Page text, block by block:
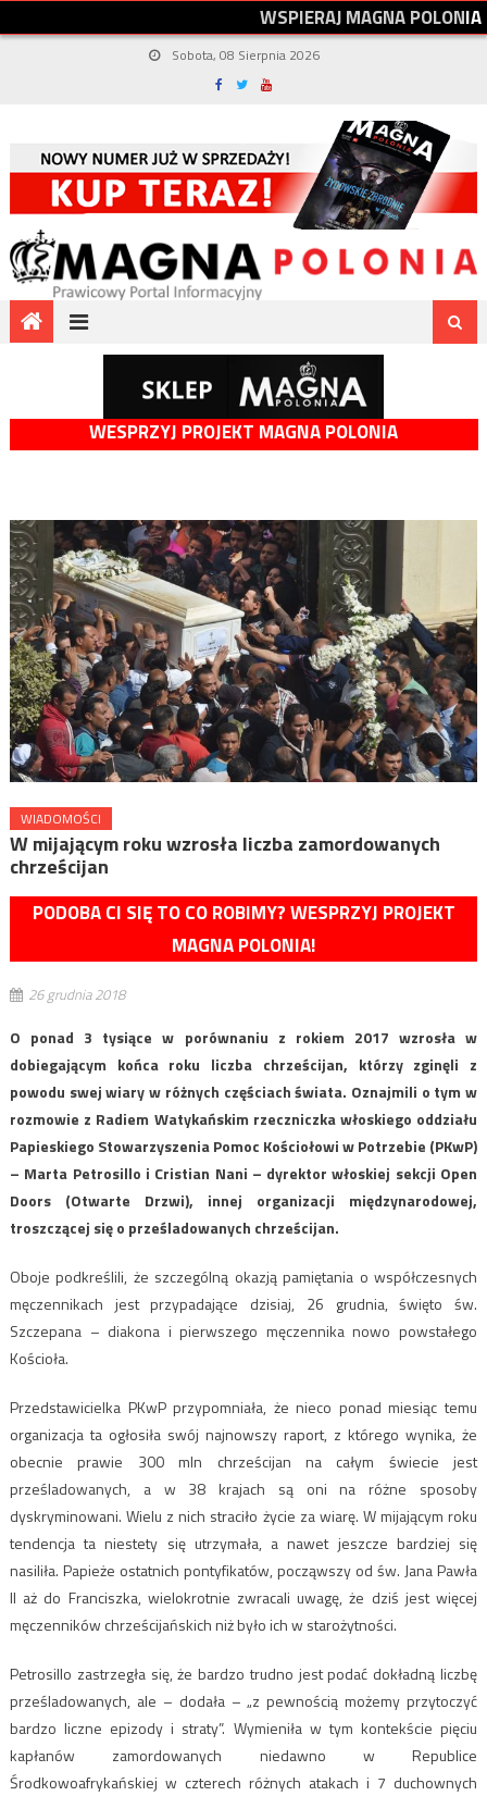
WSPIERAJMAGNAPOLONIA
Sobota, 08 Sierpnia 2026
WESPRZYJ PROJEKT MAGNA POLONIA
WIADOMOŚCI
W mijającym roku wzrosła liczba zamordowanych
chrześcijan
PODOBA CI SIĘ TO CO ROBIMY? WESPRZYJ PROJEKT
MAGNA POLONIA!
26 grudnia 2018
O ponad 3 tysiące w porównaniu z rokiem 2017 wzrosła w
dobiegającym końca roku liczba chrześcijan, którzy zginęli z
powodu swej wiary w różnych częściach świata. Oznajmili o tym w
rozmowie z Radiem Watykańskim rzeczniczka włoskiego oddziału
Papieskiego Stowarzyszenia Pomoc Kościołowi w Potrzebie (PKwP)
– Marta Petrosillo i Cristian Nani – dyrektor włoskiej sekcji Open
Doors (Otwarte Drzwi), innej organizacji międzynarodowej,
troszczącej się o prześladowanych chrześcijan.
Oboje podkreślili, że szczególną okazją pamiętania o współczesnych
męczennikach jest przypadające dzisiaj, 26 grudnia, święto św.
Szczepana – diakona i pierwszego męczennika nowo powstałego
Kościoła.
Przedstawicielka PKwP przypomniała, że nieco ponad miesiąc temu
organizacja ta ogłosiła swój najnowszy raport, z którego wynika, że
obecnie prawie 300 mln chrześcijan na całym świecie jest
prześladowanych, a w 38 krajach są oni na różne sposoby
dyskryminowani. Wielu z nich straciło życie za wiarę. W mijającym roku
tendencja ta niestety się utrzymała, a nawet jeszcze bardziej się
nasiliła. Papieże ostatnich pontyfikatów, począwszy od św. Jana Pawła
II aż do Franciszka, wielokrotnie zwracali uwagę, że dziś jest więcej
męczenników chrześcijańskich niż było ich w starożytności.
Petrosillo zastrzegła się, że bardzo trudno jest podać dokładną liczbę
prześladowanych, ale – dodała – „z pewnością możemy przytoczyć
bardzo liczne epizody i straty”. Wymieniła w tym kontekście pięciu
kapłanów zamordowanych niedawno w Republice
Środkowoafrykańskiej w czterech różnych atakach i 7 duchownych